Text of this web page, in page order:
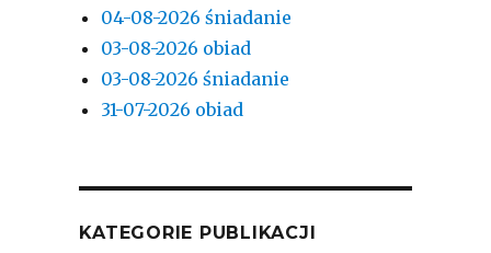
04-08-2026 śniadanie
03-08-2026 obiad
03-08-2026 śniadanie
31-07-2026 obiad
KATEGORIE PUBLIKACJI